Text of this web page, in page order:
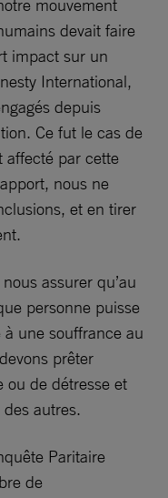
mouvement
devait faire
impact sur un
International,
depuis
Ce fut le cas de
affecté par cette
nous ne
et en tirer
assurer qu’au
personne puisse
une souffrance au
prêter
ou de détresse et
autres.
Paritaire
de